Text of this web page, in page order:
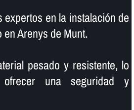
expertos en la instalación de
Arenys de Munt.
pesado y resistente, lo
una seguridad y